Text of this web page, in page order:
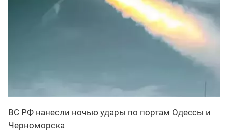
ВС РФ нанесли ночью удары по портам Одессы и
Черноморска